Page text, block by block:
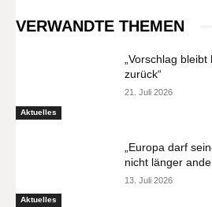
VERWANDTE THEMEN
Aktuelles
„Vorschlag
zurück“
21. Juli 2026
Aktuelles
„Europa darf
nicht länger
13. Juli 2026